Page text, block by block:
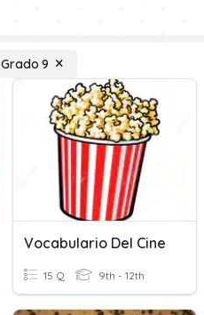
Grado 9
Vocabulario Del Cine
15 Q 9th - 12th